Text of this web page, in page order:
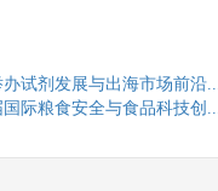
办试剂发展与出海市场前沿
际粮食安全与食品科技创